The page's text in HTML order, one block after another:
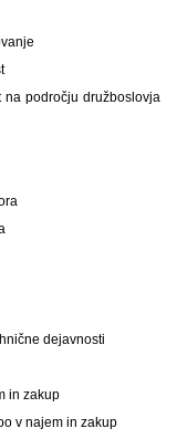
na področju družboslovja
dejavnosti
in zakup
v najem in zakup